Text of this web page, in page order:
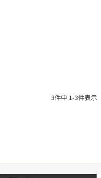
3件中 1-3件表示